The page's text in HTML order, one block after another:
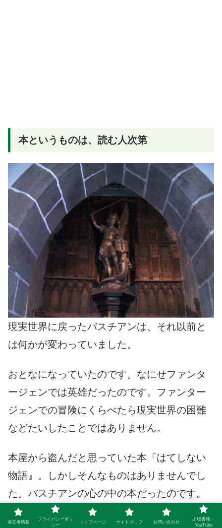
本というものは、読む人次第
現実世界に戻ったバスチアンは、それ以前と
は何かが変わっていました。
おとなになっていたのです。なにせファンタ
ージェンでは英雄だったのです。ファンター
ジェンでの冒険にくらべたら現実世界の困難
などたいしたことではありません。
本屋から盗んだと思っていた本『はてしない
物語』。しかしそんなものはありませんでし
た。バスチアンの心の中の本だったのです。
この瞬間も誰かがその本を読んでいます。
運営者情報
プライバシーポリ
シー
トップページ サイトマップ お問い合わせ
出版書籍・
YouTube